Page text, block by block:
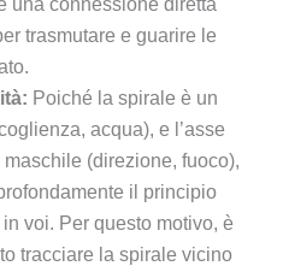
trasmutare e guarire le
Poiché la spirale è un
acqua), e l’asse
(direzione, fuoco),
il principio
voi. Per questo motivo, è
tracciare la spirale vicino